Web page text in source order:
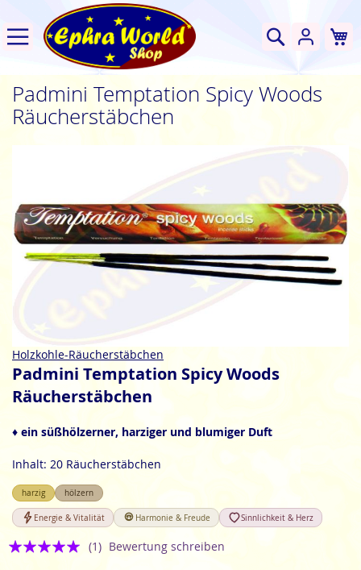
Suche
Padmini Temptation Spicy Woods
Räucherstäbchen
Bildgalerie
springen
Zum
Anfang
Bildgalerie
Holzkohle-Räucherstäbchen
Padmini Temptation Spicy Woods
Räucherstäbchen
♦ ein süßhölzerner, harziger und blumiger Duft
Inhalt: 20 Räucherstäbchen
harzig hölzern
Energie & Vitalität Harmonie & Freude Sinnlichkeit & Herz
Bewertung:
(1) Bewertung schreiben